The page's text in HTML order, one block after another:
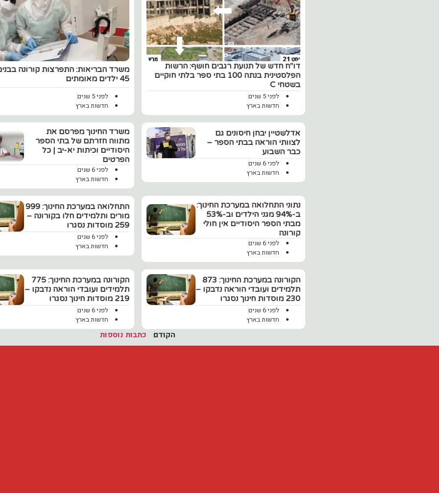
דו"ח חדש של תנועת רגבים חושף: הרשות
הפלסטינית בנתה 100 בתי ספר בלתי חוקיים
בשטחי C
לפני 5 שנים
חדשות בארץ
משרד הבריאות: התפרצות קורונה
45 ילדים מאומתים
לפני 5 שנים
חדשות בארץ
‏אדלשטיין יבחן חיסונים גם
לצוותי הוראה בבתי הספר –
כבר השבוע
לפני 6 שנים
חדשות בארץ
משרד החינוך מפרסם את
מתווה חזרתם של בתי הספר
היסודיים וכיתות יא-יב | כל
הפרטים
לפני 6 שנים
חדשות בארץ
נתוני התחלואה במערכת החינוך:
ב-94% מגני הילדים וב-53%
מבתי הספר היסודיים אין חולי
קורונה
לפני 6 שנים
חדשות בארץ
התחלואה במערכת החינוך: 999
מורים ותלמידים חלו בקורונה –
259 מוסדות נסגרו
לפני 6 שנים
חדשות בארץ
הקורונה במערכת החינוך: 873
תלמידים ועובדי הוראה נדבקו –
230 מוסדות חינוך נסגרו
לפני 6 שנים
חדשות בארץ
הקורונה במערכת החינוך: 775
תלמידים ועובדי הוראה נדבקו –
219 מוסדות חינוך נסגרו
לפני 6 שנים
חדשות בארץ
הקודם כתבות נוספות